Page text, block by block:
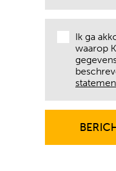
Ik ga
waarop